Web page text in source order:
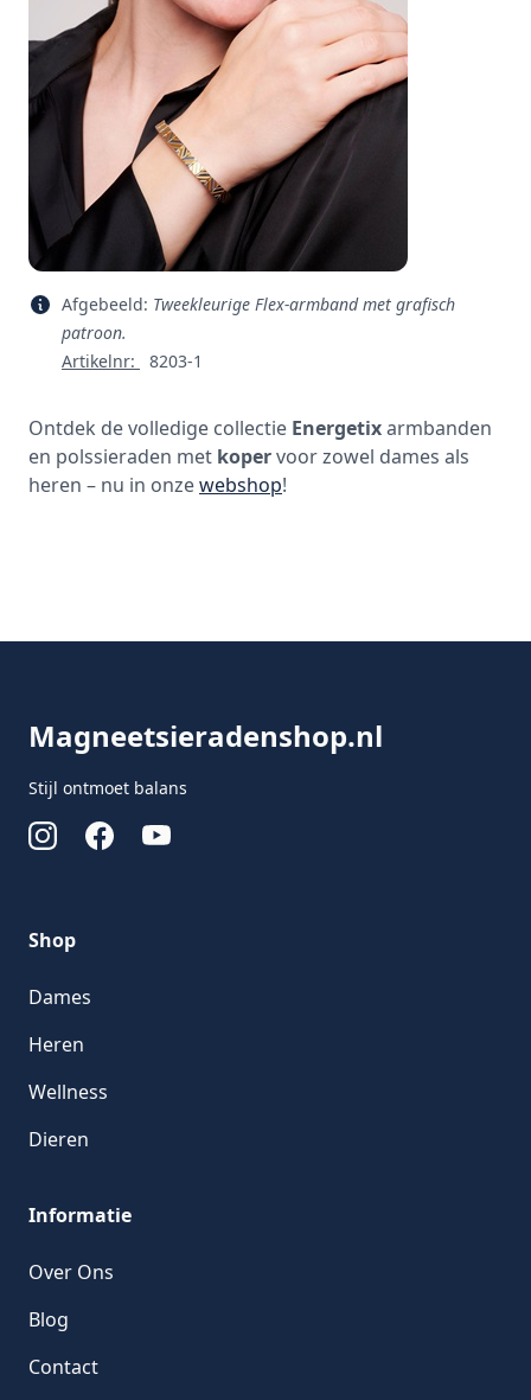
Afgebeeld: Tweekleurige Flex-armband met grafisch
patroon.
Artikelnr:
8203-1
Ontdek de volledige collectie Energetixarmbanden
en polssieraden met kopervoor zowel dames als
heren – nu in onzewebshop!
Magneetsieradenshop.nl
Stijl ontmoet balans
InstagramFacebookYoutube
Shop
Dames
Heren
Wellness
Dieren
Informatie
Over Ons
Blog
Contact